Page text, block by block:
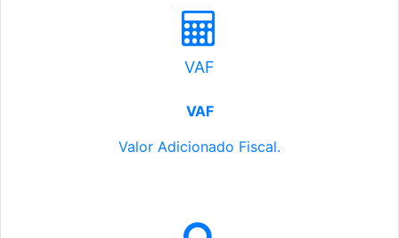
VAF
VAF
Valor Adicionado Fiscal.